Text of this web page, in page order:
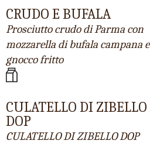
CRUDO E BUFALA
Prosciutto crudo di Parma con
mozzarella di bufala campana e
gnocco fritto
CULATELLO DI ZIBELLO
DOP
CULATELLO DI ZIBELLO DOP